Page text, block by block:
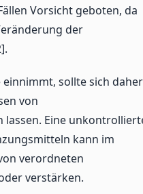
Vorsicht geboten, da
der
sollte sich daher
von
lassen. Eine
kann im
verordneten
verstärken.